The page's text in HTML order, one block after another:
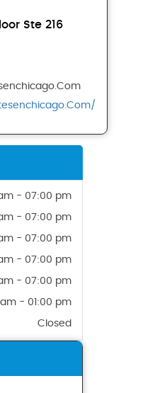
Ste 216
- 07:00 pm
- 07:00 pm
- 07:00 pm
- 07:00 pm
- 07:00 pm
- 01:00 pm
Closed